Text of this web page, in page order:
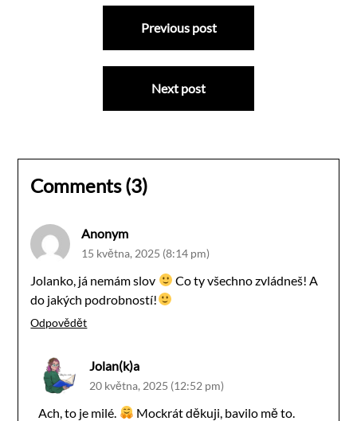
příspěvek
Previous post
Next post
Comments (3)
Anonym
15 května, 2025 (8:14 pm)
Jolanko, já nemám slov
Co ty všechno zvládneš! A
do jakých podrobností!
Odpovědět
Jolan(k)a
20 května, 2025 (12:52 pm)
Ach, to je milé. Mockrát děkuji, bavilo mě to.